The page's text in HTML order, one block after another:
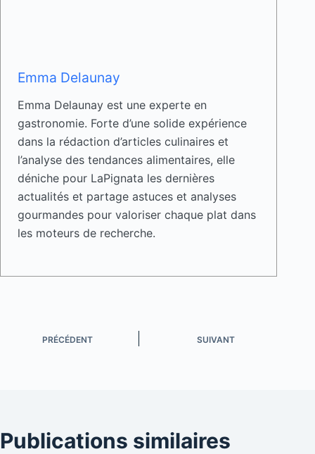
Emma Delaunay
Emma Delaunay est une experte en
gastronomie. Forte d’une solide expérience
dans la rédaction d’articles culinaires et
l’analyse des tendances alimentaires, elle
déniche pour LaPignata les dernières
actualités et partage astuces et analyses
gourmandes pour valoriser chaque plat dans
les moteurs de recherche.
PRÉCÉDENT SUIVANT
Publications similaires